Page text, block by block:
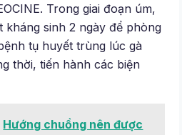
Trong giai đoạn úm,
kháng sinh 2 ngày để phòng
tụ huyết trùng lúc gà
thời, tiến hành các biện
Hướng chuồng nên được